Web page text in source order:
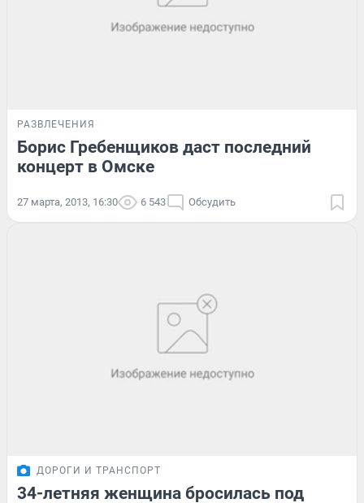
РАЗВЛЕЧЕНИЯ
Борис Гребенщиков даст последний
концерт в Омске
27 марта, 2013, 16:30 6 543 Обсудить
ДОРОГИ И ТРАНСПОРТ
34-летняя женщина бросилась под